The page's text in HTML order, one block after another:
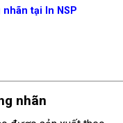
tại In NSP
nhãn